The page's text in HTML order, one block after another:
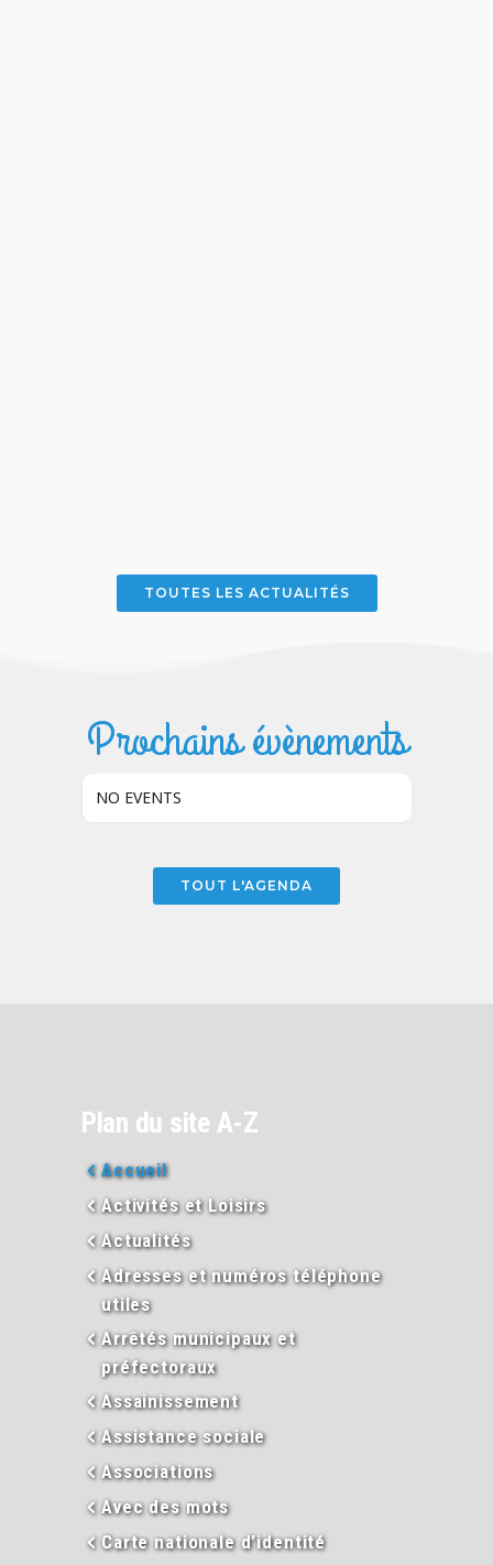
TOUTES LES ACTUALITÉS
Prochains évènements
NO EVENTS
TOUT L'AGENDA
Plan du site A-Z
Accueil
Activités et Loisirs
Actualités
Adresses et numéros téléphone
utiles
Arrêtés municipaux et
préfectoraux
Assainissement
Assistance sociale
Associations
Avec des mots
Carte nationale d’identité